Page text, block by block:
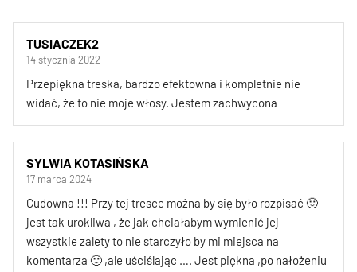
TUSIACZEK2
14 stycznia 2022
Przepiękna treska, bardzo efektowna i kompletnie nie
widać, że to nie moje włosy. Jestem zachwycona
SYLWIA KOTASIŃSKA
17 marca 2024
Cudowna !!! Przy tej tresce można by się było rozpisać 🙂
jest tak urokliwa , że jak chciałabym wymienić jej
wszystkie zalety to nie starczyło by mi miejsca na
komentarza 🙂 ,ale uściślając …. Jest piękna ,po nałożeniu